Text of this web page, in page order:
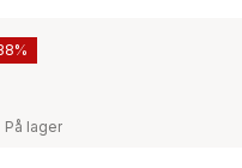
På lager